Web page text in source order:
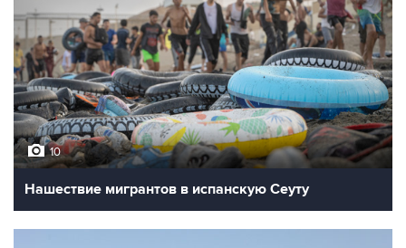
10
Нашествие мигрантов в испанскую Сеуту